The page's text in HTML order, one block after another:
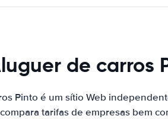
de carros
Pinto é um sítio Web
tarifas de empresas bem